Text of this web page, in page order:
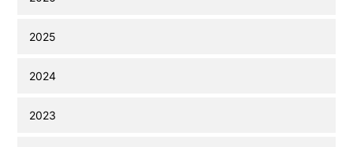
2025
2024
2023